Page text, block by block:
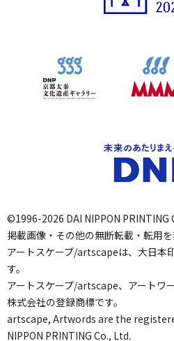
©1996-2026 DAI NIPPON PRINTING
掲載画像・その他の無断転載・転用を
アートスケープ/artscapeは、大日本
す。
アートスケープ/artscape、アートワ
株式会社の登録商標です。
artscape, Artwords are the
NIPPON PRINTING Co., Ltd.